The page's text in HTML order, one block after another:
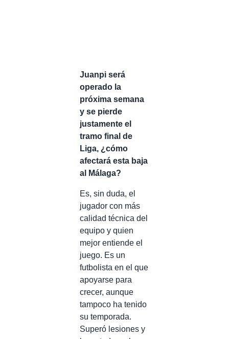
Juanpi será
operado la
próxima semana
y se pierde
justamente el
tramo final de
Liga, ¿cómo
afectará esta baja
al Málaga?
Es, sin duda, el
jugador con más
calidad técnica del
equipo y quien
mejor entiende el
juego. Es un
futbolista en el que
apoyarse para
crecer, aunque
tampoco ha tenido
su temporada.
Superó lesiones y